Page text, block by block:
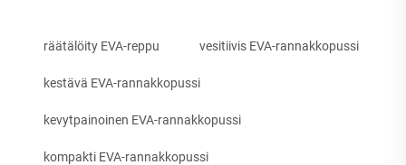
räätälöity EVA-reppu vesitiivis EVA-rannakkopussi
kestävä EVA-rannakkopussi
kevytpainoinen EVA-rannakkopussi
kompakti EVA-rannakkopussi